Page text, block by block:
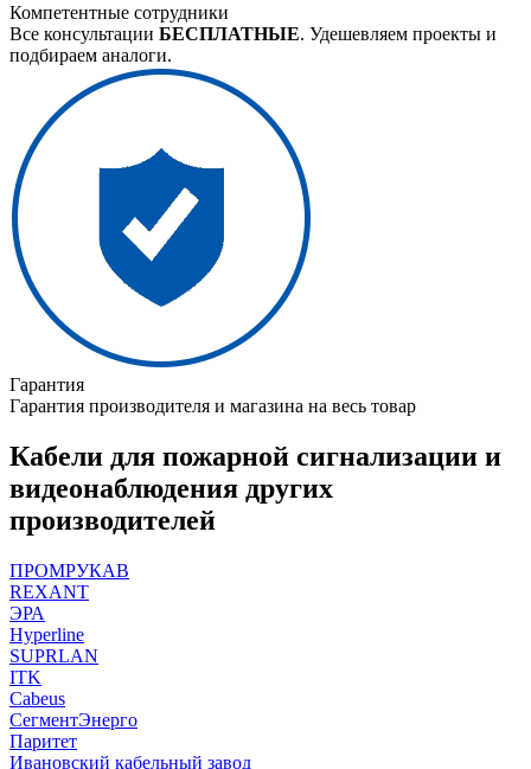
Компетентные сотрудники
Все консультации БЕСПЛАТНЫЕ. Удешевляем проекты и
подбираем аналоги.
Гарантия
Гарантия производителя и магазина на весь товар
Кабели для пожарной сигнализации и
видеонаблюдения других
производителей
ПРОМРУКАВ
REXANT
ЭРА
Hyperline
SUPRLAN
ITK
Cabeus
СегментЭнерго
Паритет
Ивановский кабельный завод